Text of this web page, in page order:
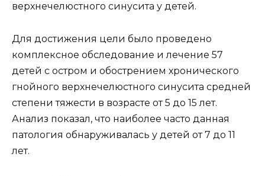
верхнечелюстного синусита у детей.
Для достижения цели было проведено
комплексное обследование и лечение 57
детей с остром и обострением хронического
гнойного верхнечелюстного синусита средней
степени тяжести в возрасте от 5 до 15 лет.
Анализ показал, что наиболее часто данная
патология обнаруживалась у детей от 7 до 11
лет.